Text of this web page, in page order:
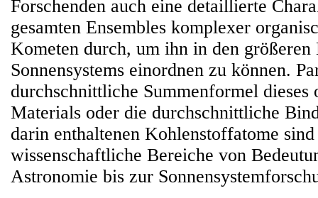
Forschenden auch eine detaillierte
gesamten Ensembles komplexer
Kometen durch, um ihn in den größeren
Sonnensystems einordnen zu können.
durchschnittliche Summenformel dieses
Materials oder die durchschnittliche
darin enthaltenen Kohlenstoffatome
wissenschaftliche Bereiche von
Astronomie bis zur